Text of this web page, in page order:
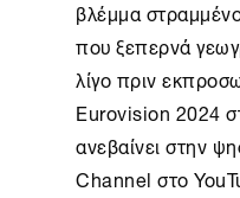
βλέμμα
που ξεπερνά
λίγο πριν
Eurovision 2024
ανεβαίνει στην
Channel στο